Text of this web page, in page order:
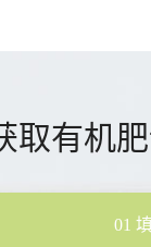
取有机
01